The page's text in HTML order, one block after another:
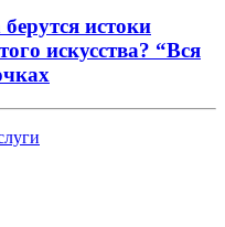
истоки
искусства? “Вся